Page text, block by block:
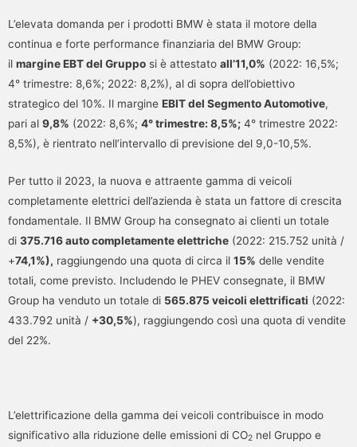
L’elevata domanda per i prodotti BMW è stata il motore della
continua e forte performance finanziaria del BMW Group:
il margine EBT del Gruppo si è attestato all’11,0% (2022: 16,5%;
4° trimestre: 8,6%; 2022: 8,2%), al di sopra dell’obiettivo
strategico del 10%. Il margine EBIT del Segmento Automotive,
pari al 9,8% (2022: 8,6%; 4° trimestre: 8,5%; 4° trimestre 2022:
8,5%), è rientrato nell’intervallo di previsione del 9,0-10,5%.
Per tutto il 2023, la nuova e attraente gamma di veicoli
completamente elettrici dell’azienda è stata un fattore di crescita
fondamentale. Il BMW Group ha consegnato ai clienti un totale
di 375.716 auto completamente elettriche (2022: 215.752 unità /
+74,1%), raggiungendo una quota di circa il 15% delle vendite
totali, come previsto. Includendo le PHEV consegnate, il BMW
Group ha venduto un totale di 565.875 veicoli elettrificati (2022:
433.792 unità / +30,5%), raggiungendo così una quota di vendite
del 22%.
L’elettrificazione della gamma dei veicoli contribuisce in modo
significativo alla riduzione delle emissioni di CO2 nel Gruppo e